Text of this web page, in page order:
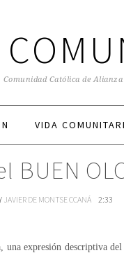
Comunidad Católica de
VIDA
BUEN
JAVIER DE MONTSE CCANÁ 2:33
una expresión descriptiva